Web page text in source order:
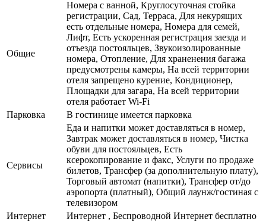
Общие
Номера с ванной, Круглосуточная стойка
регистрации, Сад, Терраса, Для некурящих
есть отдельные номера, Номера для семей,
Лифт, Есть ускоренная регистрация заезда и
отъезда постояльцев, Звукоизолированные
номера, Отопление, Для храненения багажа
предусмотрены камеры, На всей территории
отеля запрещено курение, Кондиционер,
Площадки для загара, На всей территории
отеля работает Wi-Fi
Парковка
В гостинице имеется парковка
Сервисы
Еда и напитки может доставляться в номер,
Завтрак может доставляться в номер, Чистка
обуви для постояльцев, Есть
ксерокопирование и факс, Услуги по продаже
билетов, Трансфер (за дополнительную плату),
Торговый автомат (напитки), Трансфер от/до
аэропорта (платный), Общий лаунж/гостиная с
телевизором
Интернет
Интернет , Беспроводной Интернет бесплатно